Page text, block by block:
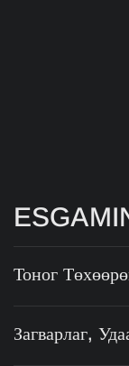
Тоног
Загварлаг,